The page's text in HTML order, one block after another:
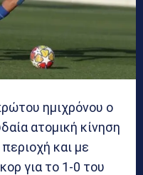
ημιχρόνου ο
ατομική κίνηση
και με
για το 1-0 του